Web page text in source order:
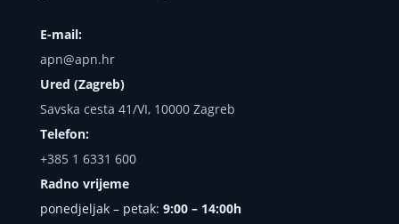
E-mail:
apn@apn.hr
Ured (Zagreb)
Savska cesta 41/VI, 10000 Zagreb
Telefon:
+385 1 6331 600
Radno vrijeme
ponedjeljak – petak: 9:00 – 14:00h